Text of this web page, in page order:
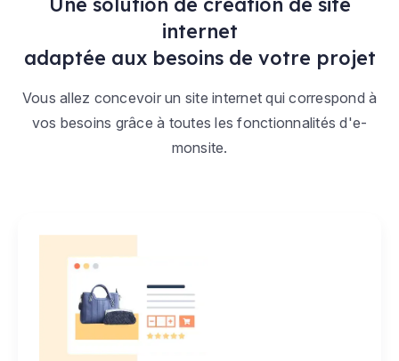
internet
adaptée aux besoins de votre projet
Vous allez concevoir un site internet qui correspond à
vos besoins grâce à toutes les fonctionnalités d'e-
monsite.